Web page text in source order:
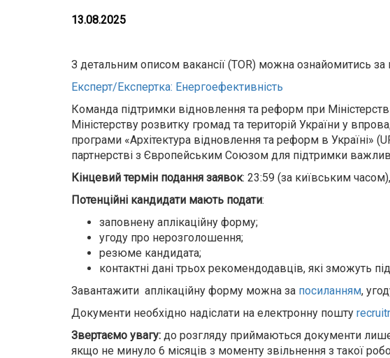
13.08.2025
З детальним описом вакансії (TOR) можна ознайомитись за
Експерт/Експертка: Енергоефективність
Команда підтримки відновлення та реформ при
Міністерству розвитку громад та територій України у
програми «Архітектура відновлення та реформ в Україні»
партнерстві з Європейським Союзом для підтримки
Кінцевий термін подання заявок: 23:59 (за київським
Потенційні кандидати мають подати:
заповнену аплікаційну форму;
угоду про нерозголошення;
резюме кандидата;
контактні дані трьох рекомендодавців, які зможуть
Завантажити аплікаційну форму можна за посиланням,
Документи необхідно надіслати на електронну пошту
Звертаємо увагу: до розгляду приймаються документи
якщо не минуло 6 місяців з моменту звільнення з такої